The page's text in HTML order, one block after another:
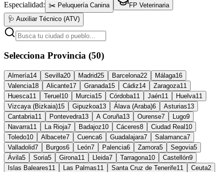
Especialidad: ✂️ Peluquería Canina
FP Veterinaria
🩺 Auxiliar Técnico (ATV)
Selecciona Provincia (50)
Almería14 Sevilla20 Madrid25 Barcelona22 Málaga16
Valencia18 Alicante17 Granada15 Cádiz14 Zaragoza11
Huesca11 Teruel 10 Murcia15 Córdoba11 Jaén11 Huelva11
Vizcaya (Bizkaia)15 Gipuzkoa13 Álava (Araba)6 Asturias13
Cantabria11 Pontevedra13 A Coruña13 Ourense7 Lugo9
Navarra11 La Rioja7 Badajoz10 Cáceres8 Ciudad Real 10
Toledo10 Albacete7 Cuenca6 Guadalajara7 Salamanca7
Valladolid7 Burgos6 León7 Palencia6 Zamora5 Segovia5
Ávila5 Soria5 Girona11 Lleida7 Tarragona10 Castellón9
Islas Baleares11 Las Palmas11 Santa Cruz de Tenerife11 Ceuta2